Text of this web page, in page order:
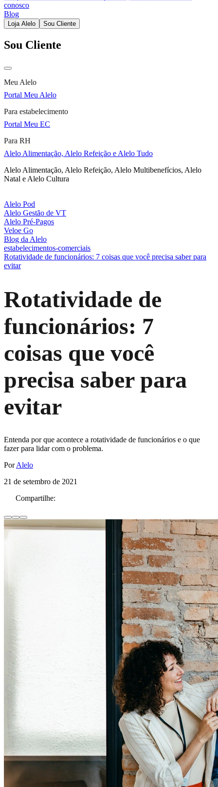
conosco
Blog
Loja Alelo Sou Cliente
Sou Cliente
Meu Alelo
Portal Meu Alelo
Para estabelecimento
Portal Meu EC
Para RH
Alelo Alimentação, Alelo Refeição e Alelo Tudo
Alelo Alimentação, Alelo Refeição, Alelo Multibenefícios, Alelo
Natal e Alelo Cultura
Alelo Pod
Alelo Gestão de VT
Alelo Pré-Pagos
Veloe Go
Blog da Alelo
estabelecimentos-comerciais
Rotatividade de funcionários: 7 coisas que você precisa saber para
evitar
Rotatividade de
funcionários: 7
coisas que você
precisa saber para
evitar
Entenda por que acontece a rotatividade de funcionários e o que
fazer para lidar com o problema.
PorAlelo
21 de setembro de 2021
Compartilhe: